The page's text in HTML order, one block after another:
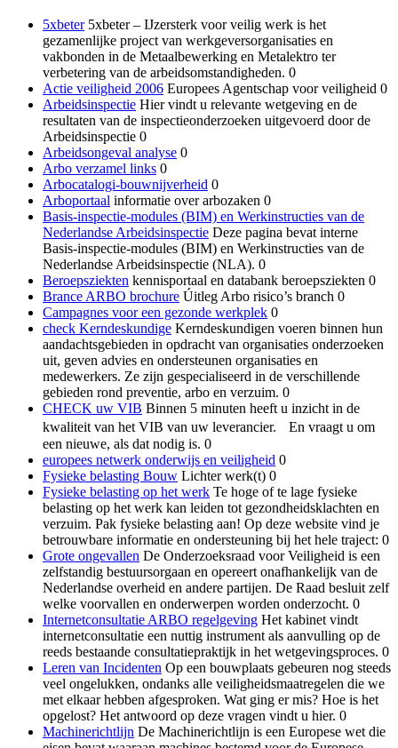
5xbeter5xbeter – IJzersterk voor veilig werk is het
gezamenlijke project van werkgeversorganisaties en
vakbonden in de Metaalbewerking en Metalektro ter
verbetering van de arbeidsomstandigheden. 0
Actie veiligheid 2006 Europees Agentschap voor veiligheid 0
Arbeidsinspectie Hier vindt u relevante wetgeving en de
resultaten van de inspectieonderzoeken uitgevoerd door de
Arbeidsinspectie 0
Arbeidsongeval analyse 0
Arbo verzamel links 0
Arbocatalogi-bouwnijverheid 0
Arboportaal informatie over arbozaken 0
Basis-inspectie-modules (BIM) en Werkinstructies van de
Nederlandse Arbeidsinspectie Deze pagina bevat interne
Basis-inspectie-modules (BIM) en Werkinstructies van de
Nederlandse Arbeidsinspectie (NLA). 0
Beroepsziekten kennisportaal en databank beroepsziekten 0
Brance ARBO brochure Úitleg Arbo risico’s branch 0
Campagnes voor een gezonde werkplek 0
check Kerndeskundige Kerndeskundigen voeren binnen hun
aandachtsgebieden in opdracht van organisaties onderzoeken
uit, geven advies en ondersteunen organisaties en
medewerkers. Ze zijn gespecialiseerd in de verschillende
gebieden rond preventie, arbo en verzuim. 0
CHECK uw VIB Binnen 5 minuten heeft u inzicht in de
kwaliteit van het VIB van uw leverancier. En vraagt u om
een nieuwe, als dat nodig is. 0
europees netwerk onderwijs en veiligheid 0
Fysieke belasting Bouw Lichter werk(t) 0
Fysieke belasting op het werk Te hoge of te lage fysieke
belasting op het werk kan leiden tot gezondheidsklachten en
verzuim. Pak fysieke belasting aan! Op deze website vind je
betrouwbare informatie en ondersteuning bij het hele traject: 0
Grote ongevallen De Onderzoeksraad voor Veiligheid is een
zelfstandig bestuursorgaan en opereert onafhankelijk van de
Nederlandse overheid en andere partijen. De Raad besluit zelf
welke voorvallen en onderwerpen worden onderzocht. 0
Internetconsultatie ARBO regelgeving Het kabinet vindt
internetconsultatie een nuttig instrument als aanvulling op de
reeds bestaande consultatiepraktijk in het wetgevingsproces. 0
Leren van Incidenten Op een bouwplaats gebeuren nog steeds
veel ongelukken, ondanks alle veiligheidsmaatregelen die we
met elkaar hebben afgesproken. Wat ging er mis? Hoe is het
opgelost? Het antwoord op deze vragen vindt u hier. 0
Machinerichtlijn De Machinerichtlijn is een Europese wet die